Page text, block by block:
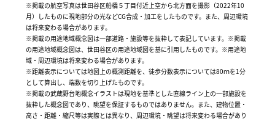
※掲載の航空写真は世田谷区船橋５丁目付近上空から北方面を撮影（2022年10
月）したものに現地部分の光などCG合成・加工をしたものです。また、周辺環境
は将来変わる場合があります。
※掲載の用途地域概念図は一部道路・施設等を抜粋して表記しています。※掲載
の用途地域概念図は、世田谷区の用途地域図を基に引用したものです。※用途地
域・周辺環境は将来変わる場合があります。
※距離表示については地図上の概測距離を、徒歩分数表示については80ｍを1分
として算出し、端数を切り上げたものです。
※掲載の武蔵野台地概念イラストは現地を基準とした直線ライン上の一部施設を
抜粋した概念図であり、眺望を保証するものではありません。また、建物位置・
高さ・距離・縮尺等は実際とは異なり、周辺環境・眺望は将来変わる場合があり